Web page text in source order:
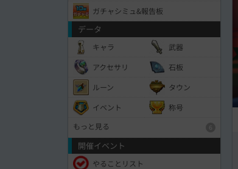
ガチャシミュ&報告板
データ
キャラ
武器
アクセサリ
石板
ルーン
タウン
イベント
称号
もっと見る
開催イベント
やることリスト